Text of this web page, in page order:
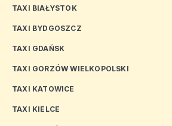
TAXI BIAŁYSTOK
TAXI BYDGOSZCZ
TAXI GDAŃSK
TAXI GORZÓW WIELKOPOLSKI
TAXI KATOWICE
TAXI KIELCE